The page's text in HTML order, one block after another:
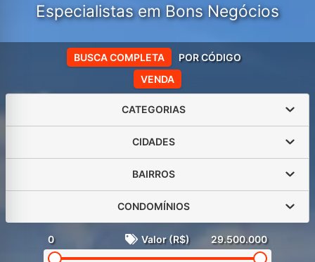
Especialistas em Bons Negócios
VENDA
BUSCA COMPLETA POR CÓDIGO
CATEGORIAS
CIDADES
BAIRROS
CONDOMÍNIOS
0 Valor (R$) 29.500.000